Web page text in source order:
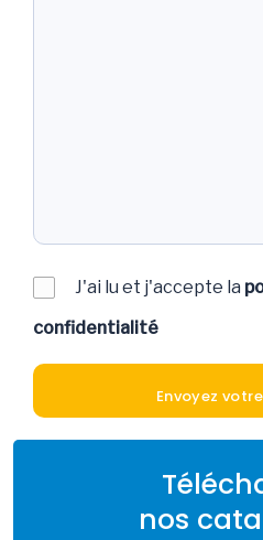
J'ai lu et j'accepte la
confidentialité
nos